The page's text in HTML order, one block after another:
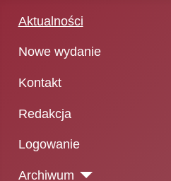
Aktualności
Nowe wydanie
Kontakt
Redakcja
Logowanie
Archiwum